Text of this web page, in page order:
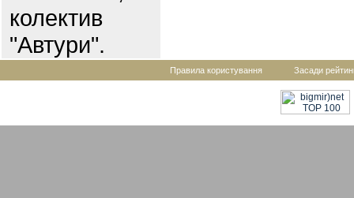
колектив
"Автури".
Правила користування Засади